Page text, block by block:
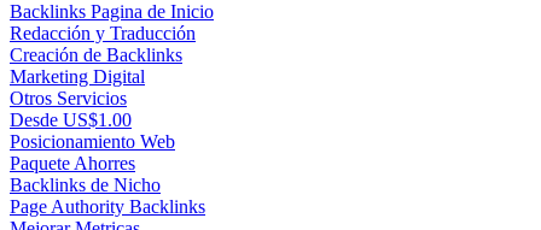
Backlinks Pagina de Inicio
Redacción y Traducción
Creación de Backlinks
Marketing Digital
Otros Servicios
Desde US$1.00
Posicionamiento Web
Paquete Ahorres
Backlinks de Nicho
Page Authority Backlinks